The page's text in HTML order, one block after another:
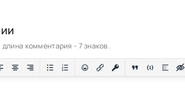
комментария - 7 знаков.